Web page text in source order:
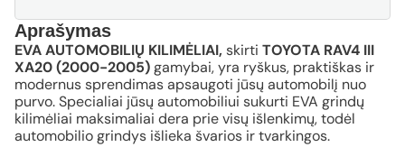
Aprašymas
EVA AUTOMOBILIŲ KILIMĖLIAI, skirti TOYOTA RAV4 III
XA20 (2000-2005)gamybai, yra ryškus, praktiškas ir
modernus sprendimas apsaugoti jūsų automobilį nuo
purvo. Specialiai jūsų automobiliui sukurti EVA grindų
kilimėliai maksimaliai dera prie visų išlenkimų, todėl
automobilio grindys išlieka švarios ir tvarkingos.